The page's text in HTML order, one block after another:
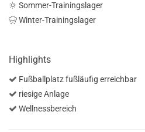
Sommer-Trainingslager
Winter-Trainingslager
Highlights
Fußballplatz fußläufig erreichbar
riesige Anlage
Wellnessbereich